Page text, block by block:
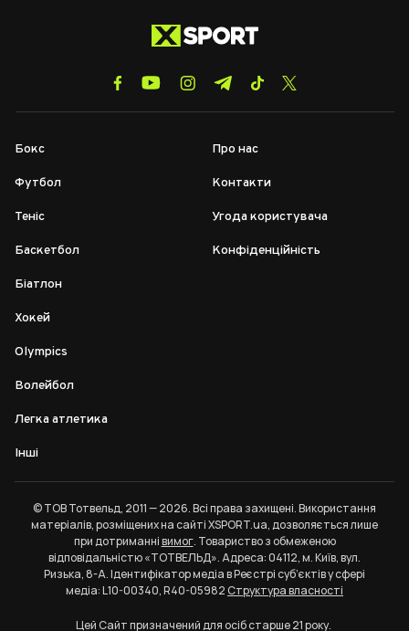
Бокс
Футбол
Теніс
Баскетбол
Біатлон
Хокей
Olympics
Волейбол
Легка атлетика
Інші
Про нас
Контакти
Угода користувача
Конфіденційність
© ТОВ Тотвельд, 2011 — 2026. Всі права захищені. Використання
матеріалів, розміщених на сайті XSPORT.ua, дозволяється лише
при дотриманнівимог. Товариство з обмеженою
відповідальністю «ТОТВЕЛЬД». Адреса: 04112, м. Київ, вул.
Ризька, 8-А. Ідентифікатор медіа в Реєстрі суб’єктів у сфері
медіа: L10-00340, R40-05982Структура власності
Цей Сайт призначений для осіб старше 21 року.